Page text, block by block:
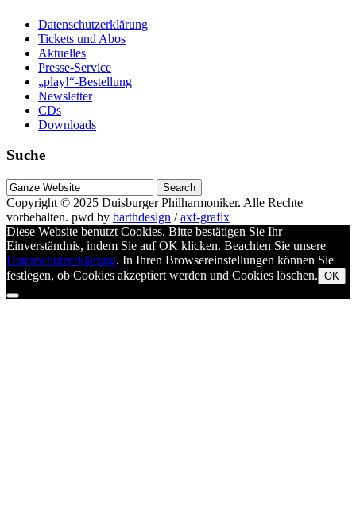
Datenschutzerklärung
Tickets und Abos
Aktuelles
Presse-Service
„play!“-Bestellung
Newsletter
CDs
Downloads
Suche
Suche
nach
Copyright © 2025 Duisburger Philharmoniker. Alle Rechte
vorbehalten. pwd by barthdesign /axf-grafix
Diese Website benutzt Cookies. Bitte bestätigen Sie Ihr
Einverständnis, indem Sie auf OK klicken. Beachten Sie unsere
Datenschutzerklärung. In Ihren Browsereinstellungen können Sie
festlegen, ob Cookies akzeptiert werden und Cookies löschen. OK